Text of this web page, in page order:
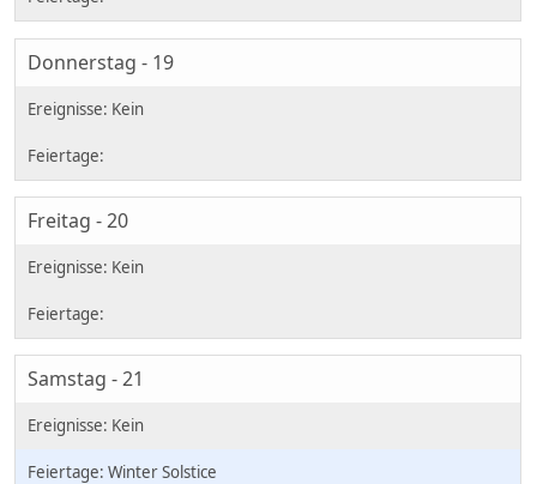
Donnerstag - 19
Freitag - 20
Samstag - 21
Winter Solstice